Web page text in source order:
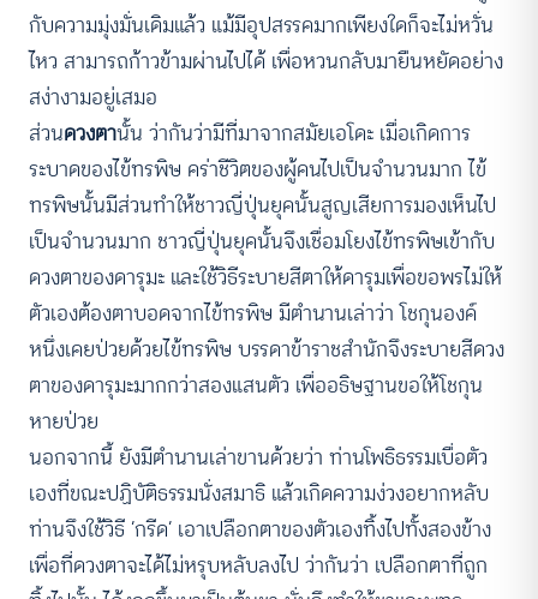
กับความมุ่งมั่นเดิมแล้ว แม้มีอุปสรรคมากเพียงใดก็จะไม่หวั่น
ไหว สามารถก้าวข้ามผ่านไปได้ เพื่อหวนกลับมายืนหยัดอย่าง
สง่างามอยู่เสมอ
ส่วนดวงตานั้น ว่ากันว่ามีที่มาจากสมัยเอโดะ เมื่อเกิดการ
ระบาดของไข้ทรพิษ คร่าชีวิตของผู้คนไปเป็นจำนวนมาก ไข้
ทรพิษนั้นมีส่วนทำให้ชาวญี่ปุ่นยุคนั้นสูญเสียการมองเห็นไป
เป็นจำนวนมาก ชาวญี่ปุ่นยุคนั้นจึงเชื่อมโยงไข้ทรพิษเข้ากับ
ดวงตาของดารุมะ และใช้วิธีระบายสีตาให้ดารุมเพื่อขอพรไม่ให้
ตัวเองต้องตาบอดจากไข้ทรพิษ มีตำนานเล่าว่า โชกุนองค์
หนึ่งเคยป่วยด้วยไข้ทรพิษ บรรดาข้าราชสำนักจึงระบายสีดวง
ตาของดารุมะมากกว่าสองแสนตัว เพื่ออธิษฐานขอให้โชกุน
หายป่วย
นอกจากนี้ ยังมีตำนานเล่าขานด้วยว่า ท่านโพธิธรรมเบื่อตัว
เองที่ขณะปฏิบัติธรรมนั่งสมาธิ แล้วเกิดความง่วงอยากหลับ
ท่านจึงใช้วิธี ‘กรีด’ เอาเปลือกตาของตัวเองทิ้งไปทั้งสองข้าง
เพื่อที่ดวงตาจะได้ไม่หรุบหลับลงไป ว่ากันว่า เปลือกตาที่ถูก